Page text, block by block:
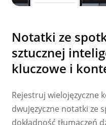
Notatki ze
sztucznej
kluczowe i
Rejestruj wielojęzyczne
dwujęzyczne notatki ze
dokładność tłumaczeń